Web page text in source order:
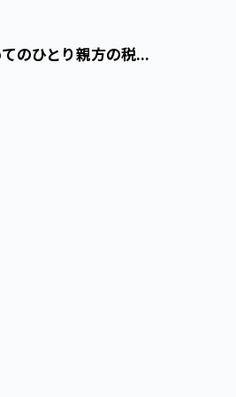
のひとり親方の税...